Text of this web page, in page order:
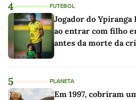
4 FUTEBOL
Jogador do Ypiranga
ao entrar com filho
antes da morte da
5 PLANETA
Em 1997, cobriram